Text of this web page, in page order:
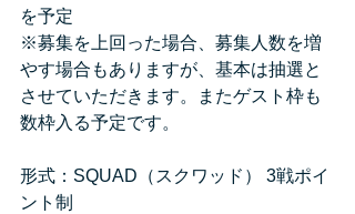
を予定
※募集を上回った場合、募集人数を増
やす場合もありますが、基本は抽選と
させていただきます。またゲスト枠も
数枠入る予定です。
形式：SQUAD（スクワッド） 3戦ポイ
ント制